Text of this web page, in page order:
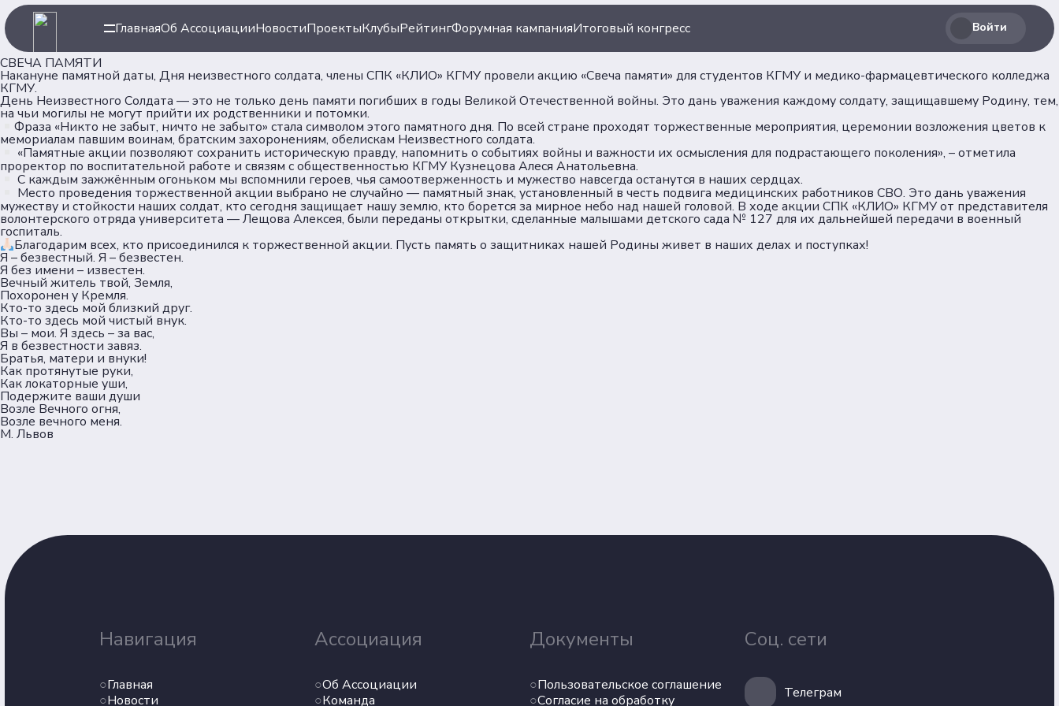
ГлавнаяОб АссоциацииНовостиПроектыКлубыРейтингФорумная кампанияИтоговый конгресс Войти
СВЕЧА ПАМЯТИ
Накануне памятной даты, Дня неизвестного солдата, члены СПК «КЛИО» КГМУ провели акцию «Свеча памяти» для студентов КГМУ и медико-фармацевтического колледжа
КГМУ.
День Неизвестного Солдата — это не только день памяти погибших в годы Великой Отечественной войны. Это дань уважения каждому солдату, защищавшему Родину, тем,
на чьи могилы не могут прийти их родственники и потомки.
Фраза «Никто не забыт, ничто не забыто» стала символом этого памятного дня. По всей стране проходят торжественные мероприятия, церемонии возложения цветов к
мемориалам павшим воинам, братским захоронениям, обелискам Неизвестного солдата.
«Памятные акции позволяют сохранить историческую правду, напомнить о событиях войны и важности их осмысления для подрастающего поколения», – отметила
проректор по воспитательной работе и связям с общественностью КГМУ Кузнецова Алеся Анатольевна.
С каждым зажжённым огоньком мы вспомнили героев, чья самоотверженность и мужество навсегда останутся в наших сердцах.
Место проведения торжественной акции выбрано не случайно — памятный знак, установленный в честь подвига медицинских работников СВО. Это дань уважения
мужеству и стойкости наших солдат, кто сегодня защищает нашу землю, кто борется за мирное небо над нашей головой. В ходе акции СПК «КЛИО» КГМУ от представителя
волонтерского отряда университета — Лещова Алексея, были переданы открытки, сделанные малышами детского сада № 127 для их дальнейшей передачи в военный
госпиталь.
Благодарим всех, кто присоединился к торжественной акции. Пусть память о защитниках нашей Родины живет в наших делах и поступках!
Я – безвестный. Я – безвестен.
Я без имени – известен.
Вечный житель твой, Земля,
Похоронен у Кремля.
Кто-то здесь мой близкий друг.
Кто-то здесь мой чистый внук.
Вы – мои. Я здесь – за вас,
Я в безвестности завяз.
Братья, матери и внуки!
Как протянутые руки,
Как локаторные уши,
Подержите ваши души
Возле Вечного огня,
Возле вечного меня.
М. Львов
Навигация
Главная
Новости
Ассоциация
Об Ассоциации
Команда
Документы
Пользовательское соглашение
Согласие на обработку
Соц. сети
Телеграм
Навигация
Главная
Новости
Проекты
Клубы
Рейтинг
Форумная кампания
Ассоциация
Об Ассоциации
Документы
Пользовательское соглашение
Согласие на обработку
Соц. сети
Телеграм